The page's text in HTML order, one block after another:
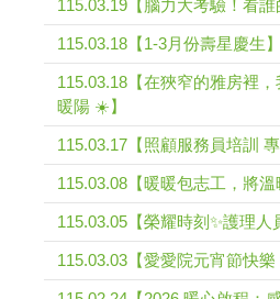
115.03.19【腦力大考驗！看誰
115.03.18【1-3月份壽星慶生】
115.03.18【在狹窄的雅房裡
暖陽 ☀️】
115.03.17【照顧服務員培訓
115.03.08【暖暖包志工，將溫
115.03.05【榮耀時刻✨護理人
115.03.03【愛愛院元宵節快樂